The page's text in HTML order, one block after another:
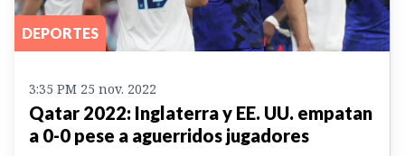
DEPORTES
3:35 PM 25 nov. 2022
Qatar 2022: Inglaterra y EE. UU. empatan
a 0-0 pese a aguerridos jugadores